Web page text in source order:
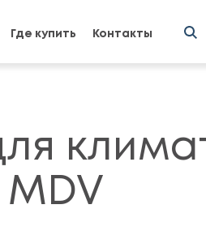
Где купить Контакты